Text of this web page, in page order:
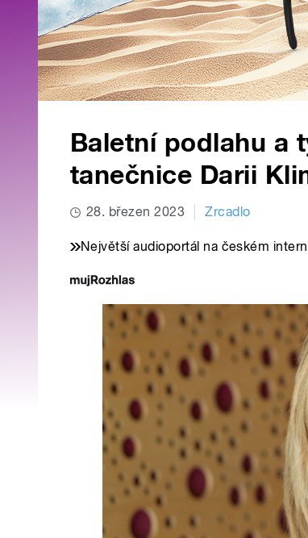
Baletní podlahu a
tanečnice Darii
28. březen 2023 Zrcadlo
Největší audioportál na českém